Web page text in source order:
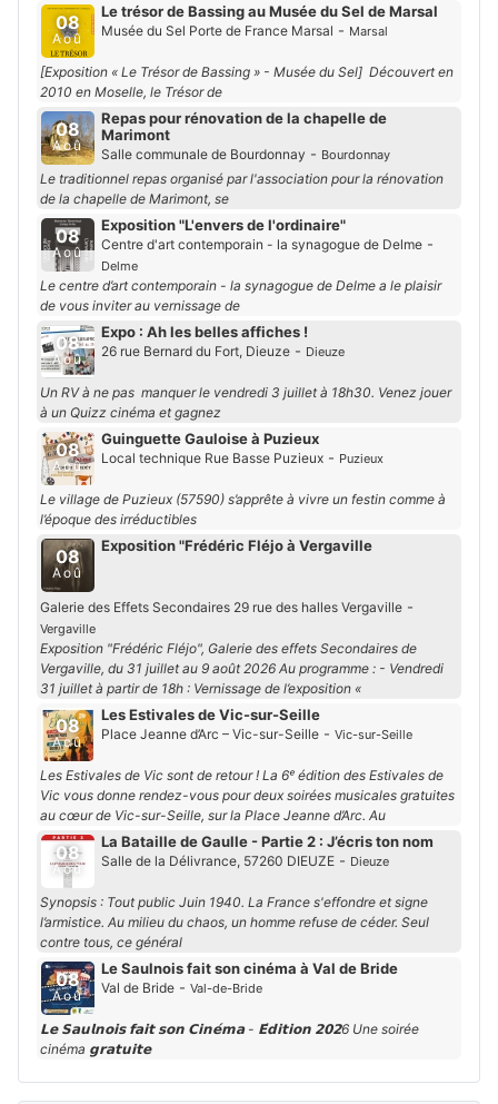
08
Aoû
Le trésor de Bassing au Musée du Sel de Marsal
Musée du Sel Porte de France Marsal - Marsal
[Exposition « Le Trésor de Bassing » - Musée du Sel] Découvert en
2010 en Moselle, le Trésor de
08
Aoû
Repas pour rénovation de la chapelle de
Marimont
Salle communale de Bourdonnay - Bourdonnay
Le traditionnel repas organisé par l'association pour la rénovation
de la chapelle de Marimont, se
08
Aoû
Exposition "L'envers de l'ordinaire"
Centre d'art contemporain - la synagogue de Delme -
Delme
Le centre d’art contemporain - la synagogue de Delme a le plaisir
de vous inviter au vernissage de
08
Aoû
Expo : Ah les belles affiches !
26 rue Bernard du Fort, Dieuze - Dieuze
Un RV à ne pas manquer le vendredi 3 juillet à 18h30. Venez jouer
à un Quizz cinéma et gagnez
08
Aoû
Guinguette Gauloise à Puzieux
Local technique Rue Basse Puzieux - Puzieux
Le village de Puzieux (57590) s’apprête à vivre un festin comme à
l’époque des irréductibles
08
Aoû
Exposition "Frédéric Fléjo à Vergaville
Galerie des Effets Secondaires 29 rue des halles Vergaville -
Vergaville
Exposition "Frédéric Fléjo", Galerie des effets Secondaires de
Vergaville, du 31 juillet au 9 août 2026 Au programme : - Vendredi
31 juillet à partir de 18h : Vernissage de l’exposition «
08
Aoû
Les Estivales de Vic-sur-Seille
Place Jeanne d’Arc – Vic-sur-Seille - Vic-sur-Seille
Les Estivales de Vic sont de retour ! La 6ᵉ édition des Estivales de
Vic vous donne rendez-vous pour deux soirées musicales gratuites
au cœur de Vic-sur-Seille, sur la Place Jeanne d’Arc. Au
08
Aoû
La Bataille de Gaulle - Partie 2 : J’écris ton nom
Salle de la Délivrance, 57260 DIEUZE - Dieuze
Synopsis : Tout public Juin 1940. La France s'effondre et signe
l’armistice. Au milieu du chaos, un homme refuse de céder. Seul
contre tous, ce général
08
Aoû
Le Saulnois fait son cinéma à Val de Bride
Val de Bride - Val-de-Bride
𝗟𝗲 𝗦𝗮𝘂𝗹𝗻𝗼𝗶𝘀 𝗳𝗮𝗶𝘁 𝘀𝗼𝗻 𝗖𝗶𝗻𝗲́𝗺𝗮 - 𝗘́𝗱𝗶𝘁𝗶𝗼𝗻 𝟮𝟬𝟮6 Une soirée
cinéma 𝗴𝗿𝗮𝘁𝘂𝗶𝘁𝗲